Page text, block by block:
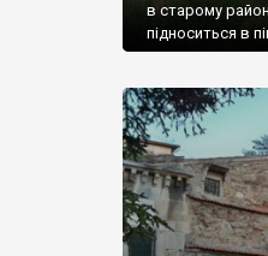
в старому
підноситься в